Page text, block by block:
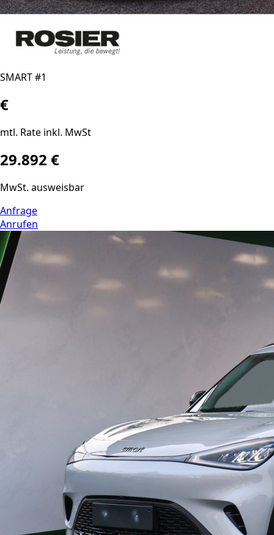
SMART #1
€
mtl. Rate inkl. MwSt
29.892 €
MwSt. ausweisbar
Anfrage
Anrufen